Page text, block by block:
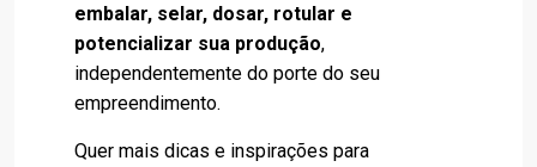
embalar, selar, dosar, rotular e
potencializar sua produção,
independentemente do porte do seu
empreendimento.
Quer mais dicas e inspirações para